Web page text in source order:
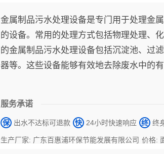
金属制品污水处理设备是专门用于处理金
的设备。常用的处理方式包括物理处理、
的金属制品污水处理设备包括沉淀池、过
器等。这些设备能够有效地去除废水中的
服务承诺
保 出水不达标可退款 快 24小时快速响应 终 终
生产厂家: 广东百惠浦环保节能发展有限公司 价格: